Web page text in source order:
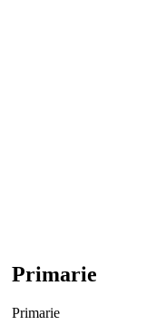
Primarie
Primarie